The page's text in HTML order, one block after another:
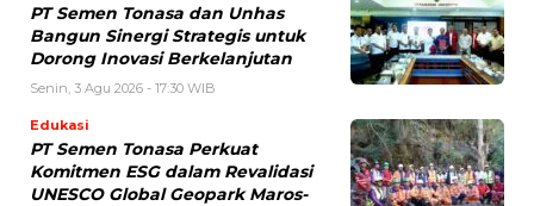
PT Semen Tonasa dan Unhas
Bangun Sinergi Strategis untuk
Dorong Inovasi Berkelanjutan
Senin, 3 Agu 2026 - 17:30 WIB
Edukasi
PT Semen Tonasa Perkuat
Komitmen ESG dalam Revalidasi
UNESCO Global Geopark Maros-